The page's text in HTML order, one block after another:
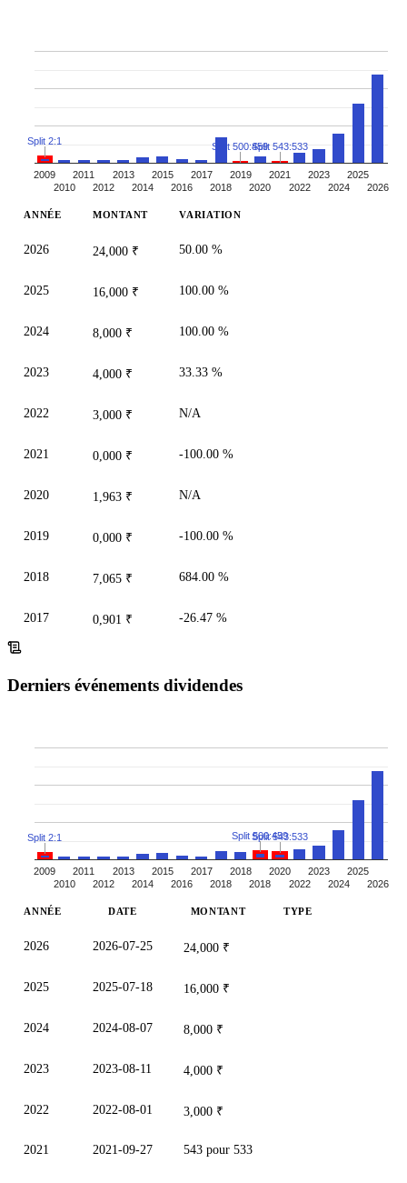
2009
2010
2011
2012
2013
2014
2015
2016
2017
2018
2019
2020
2021
2022
2023
2024
2025
2026
Split 2:1 Split 500:459Split 543:533
ANNÉE MONTANT VARIATION
2026 24,000 ₹ 50.00 %
2025 16,000 ₹ 100.00 %
2024 8,000 ₹ 100.00 %
2023 4,000 ₹ 33.33 %
2022 3,000 ₹ N/A
2021 0,000 ₹ -100.00 %
2020 1,963 ₹ N/A
2019 0,000 ₹ -100.00 %
2018 7,065 ₹ 684.00 %
2017 0,901 ₹ -26.47 %
Derniers événements dividendes
2009
2010
2011
2012
2013
2014
2015
2016
2017
2018
2018
2018
2020
2022
2023
2024
2025
2026
Split 2:1 Split 500:459
Split 543:533
ANNÉE DATE MONTANT TYPE
2026 2026-07-25 24,000 ₹
2025 2025-07-18 16,000 ₹
2024 2024-08-07 8,000 ₹
2023 2023-08-11 4,000 ₹
2022 2022-08-01 3,000 ₹
2021 2021-09-27 543 pour 533